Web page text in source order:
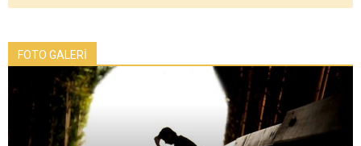
FOTO GALERİ